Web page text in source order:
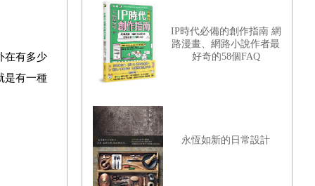
在有多少
是有一種
IP時代必備的創作指南 網
路漫畫、網路小說作者最
好奇的58個FAQ
永恆如新的日常設計